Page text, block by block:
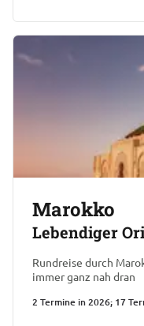
Marokko
Lebendiger
Rundreise durch
immer ganz nah dran
2 Termine in 2026; 17